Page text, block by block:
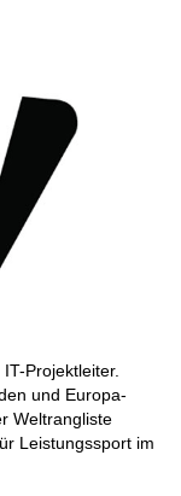
Projektleiter.
und Europa­
Weltrangliste
Leistungssport im